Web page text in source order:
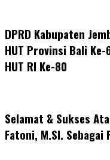
DPRD Kabupaten
HUT Provinsi Bali Ke-
HUT RI Ke-80
Selamat & Sukses
Fatoni, M.SI. Sebagai